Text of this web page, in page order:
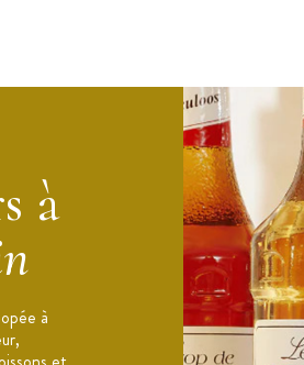
acide citrique, colorant : E163,
/ 323, Matières grasses (g) : 0
dont sucres (g) : 80,0, Protéines
après ouverture, dans un
à
à